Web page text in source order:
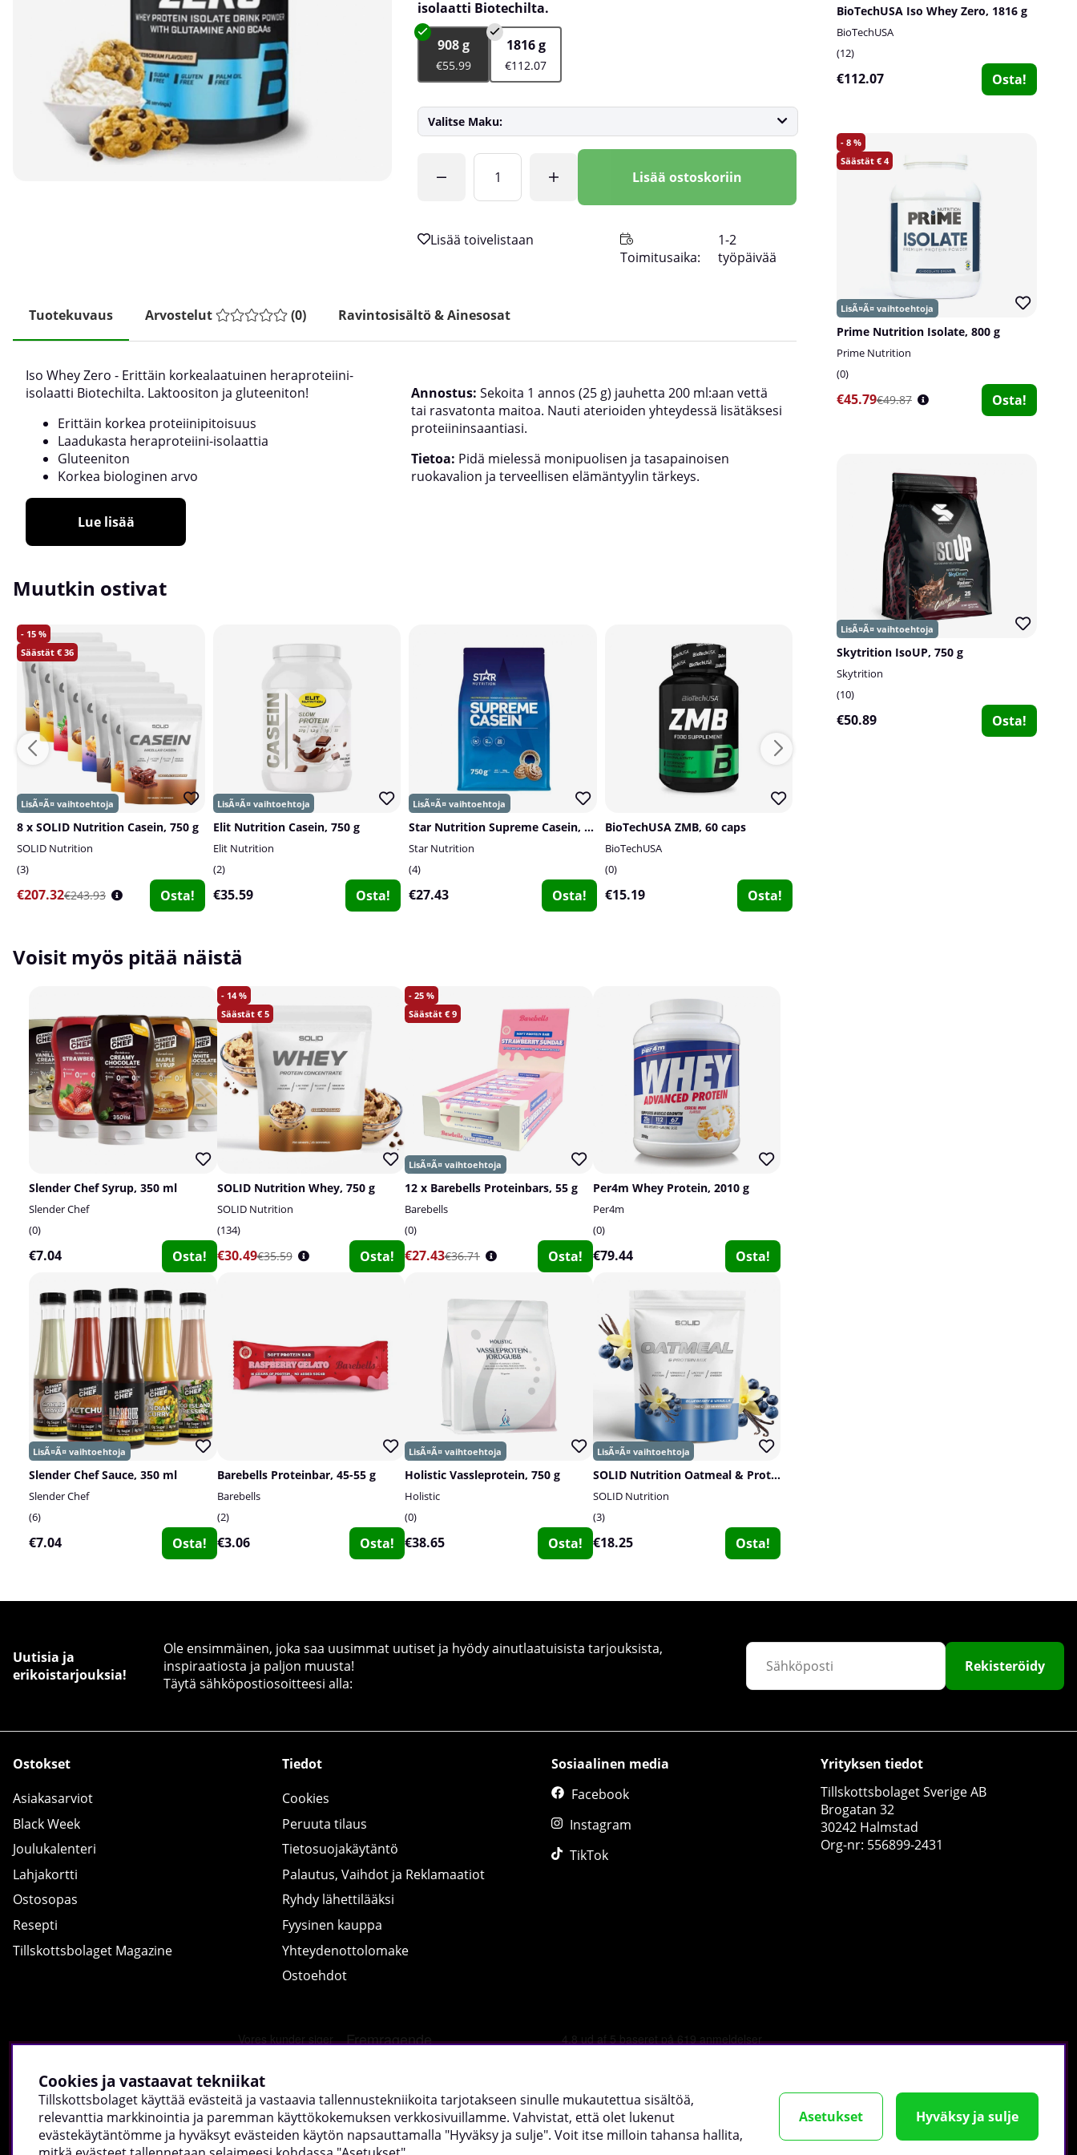
isolaatti Biotechilta.
908 g
€55.99
1816 g
€112.07
Valitse Maku:
Lisää ostoskoriin
Toimitusaika:
1-2
työpäivää
BioTechUSA Iso Whey Zero, 1816 g
BioTechUSA
12
€112.07 Osta!
8
4
Prime Nutrition Isolate, 800 g
Prime Nutrition
0
€45.79€49.87 Osta!
Skytrition IsoUP, 750 g
Skytrition
10
€50.89 Osta!
Tuotekuvaus Arvostelut (0) Ravintosisältö & Ainesosat
Iso Whey Zero - Erittäin korkealaatuinen heraproteiini-
isolaatti Biotechilta. Laktoositon ja gluteeniton!
Erittäin korkea proteiinipitoisuus
Laadukasta heraproteiini-isolaattia
Gluteeniton
Korkea biologinen arvo
Annostus: Sekoita 1 annos (25 g) jauhetta 200 ml:aan vettä
tai rasvatonta maitoa. Nauti aterioiden yhteydessä lisätäksesi
proteiininsaantiasi.
Tietoa: Pidä mielessä monipuolisen ja tasapainoisen
ruokavalion ja terveellisen elämäntyylin tärkeys.
Lue lisää
Muutkin ostivat
15
36
8 x SOLID Nutrition Casein, 750 g
SOLID Nutrition
3
€207.32€243.93 Osta!
Elit Nutrition Casein, 750 g
Elit Nutrition
2
€35.59 Osta!
Star Nutrition Supreme Casein, 750 g
Star Nutrition
4
€27.43 Osta!
BioTechUSA ZMB, 60 caps
BioTechUSA
0
€15.19 Osta!
Voisit myös pitää näistä
Slender Chef Syrup, 350 ml
Slender Chef
0
€7.04 Osta!
14
5
SOLID Nutrition Whey, 750 g
SOLID Nutrition
134
€30.49€35.59 Osta!
25
9
12 x Barebells Proteinbars, 55 g
Barebells
0
€27.43€36.71 Osta!
Per4m Whey Protein, 2010 g
Per4m
0
€79.44 Osta!
Slender Chef Sauce, 350 ml
Slender Chef
6
€7.04 Osta!
Barebells Proteinbar, 45-55 g
Barebells
2
€3.06 Osta!
Holistic Vassleprotein, 750 g
Holistic
0
€38.65 Osta!
SOLID Nutrition Oatmeal & Protein Mix, 750 g
SOLID Nutrition
3
€18.25 Osta!
Uutisia ja
erikoistarjouksia!
Ole ensimmäinen, joka saa uusimmat uutiset ja hyödy ainutlaatuisista tarjouksista,
inspiraatiosta ja paljon muusta!
Täytä sähköpostiosoitteesi alla:
Rekisteröidy
Ostokset
Asiakasarviot
Black Week
Joulukalenteri
Lahjakortti
Ostosopas
Resepti
Tillskottsbolaget Magazine
Tiedot
Cookies
Peruuta tilaus
Tietosuojakäytäntö
Palautus, Vaihdot ja Reklamaatiot
Ryhdy lähettilääksi
Fyysinen kauppa
Yhteydenottolomake
Ostoehdot
Sosiaalinen media
Facebook
Instagram
TikTok
Yrityksen tiedot
Tillskottsbolaget Sverige AB
Brogatan 32
30242 Halmstad
Org-nr: 556899-2431
Cookies ja vastaavat tekniikat
Tillskottsbolaget käyttää evästeitä ja vastaavia tallennustekniikoita tarjotakseen sinulle mukautettua sisältöä,
relevanttia markkinointia ja paremman käyttökokemuksen verkkosivuillamme. Vahvistat, että olet lukenut
evästekäytäntömme ja hyväksyt evästeiden käytön napsauttamalla "Hyväksy ja sulje". Voit itse milloin tahansa hallita,
Asetukset Hyväksy ja sulje